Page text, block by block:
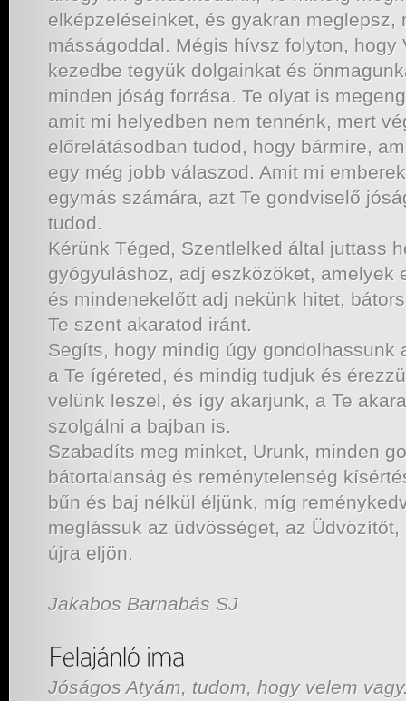
elképzeléseinket, és gyakran meglepsz,
másságoddal. Mégis hívsz folyton, hogy
kezedbe tegyük dolgainkat és
minden jóság forrása. Te olyat is
amit mi helyedben nem tennénk, mert
előrelátásodban tudod, hogy bármire,
egy még jobb válaszod. Amit mi
egymás számára, azt Te gondviselő
tudod.
Kérünk Téged, Szentlelked által juttass
gyógyuláshoz, adj eszközöket, amelyek
és mindenekelőtt adj nekünk hitet,
Te szent akaratod iránt.
Segíts, hogy mindig úgy gondolhassunk
a Te ígéreted, és mindig tudjuk és
velünk leszel, és így akarjunk, a Te
szolgálni a bajban is.
Szabadíts meg minket, Urunk, minden
bátortalanság és reménytelenség
bűn és baj nélkül éljünk, míg
meglássuk az üdvösséget, az
újra eljön.
Jakabos Barnabás SJ
Jóságos Atyám, tudom, hogy velem